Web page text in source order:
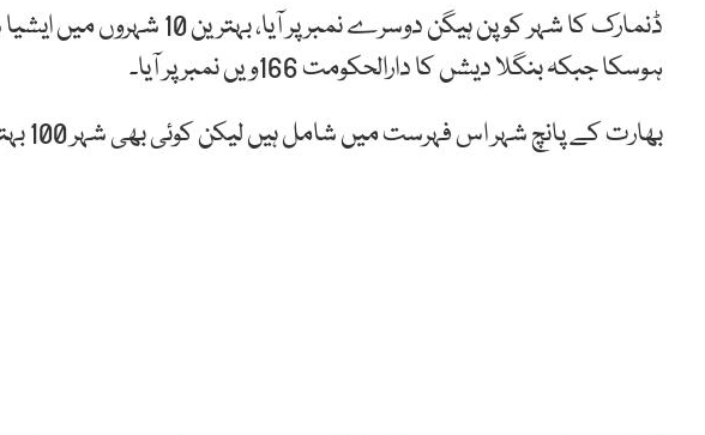
ڈنمارک کا شہر کوپن ہیگن دوسرے
ہوسکا جبکہ بنگلا دیشں کا دارالحکومت 166ویں نمبر پر آیا۔
بھارت کے پانچ شہر اس فہرست میں شامل ہیں لیکن کوئی بھی شہر 100 بہترین شہروں میں نہ آسکا۔